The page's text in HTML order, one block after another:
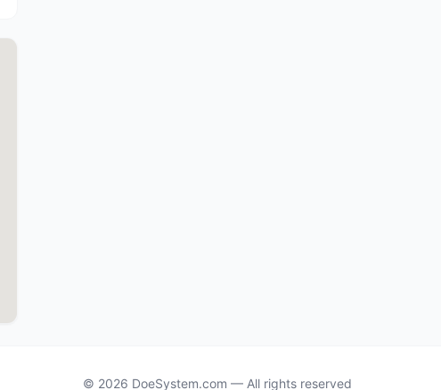
© 2026 DoeSystem.com — All rights reserved